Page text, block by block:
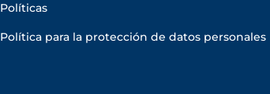
Políticas
Política para la protección de datos personales